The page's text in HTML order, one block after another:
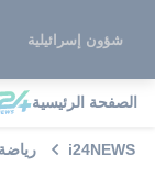
شؤون إسرائيلية
الصفحة الرئيسية
i24NEWS رياضة